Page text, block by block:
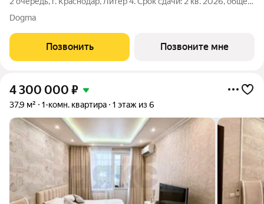
площадью 48.9 кв.м., на 12 этаже. Жилой квартал "РЕКОРД" -
место вашего баланса. Город снаружи природа внутри.
Квартал с
Dogma
Позвонить Позвоните мне
4 300 000 ₽
37,9 м² 1-комн. квартира 1 этаж из 6